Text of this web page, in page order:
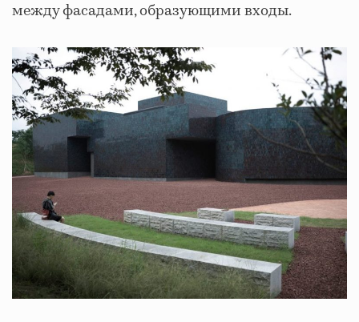
между фасадами, образующими входы.